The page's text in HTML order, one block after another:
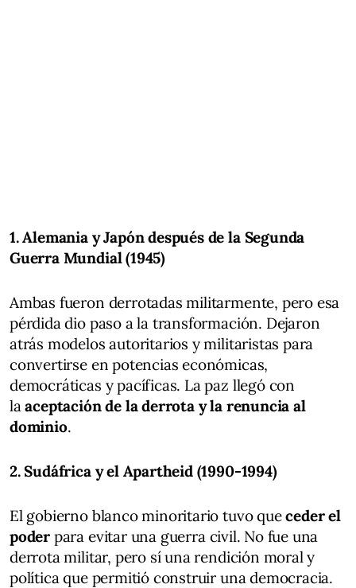
1. Alemania y Japón después de la Segunda
Guerra Mundial (1945)
Ambas fueron derrotadas militarmente, pero esa
pérdida dio paso a la transformación. Dejaron
atrás modelos autoritarios y militaristas para
convertirse en potencias económicas,
democráticas y pacíficas. La paz llegó con
laaceptación de la derrota y la renuncia al
dominio.
2. Sudáfrica y el Apartheid (1990-1994)
El gobierno blanco minoritario tuvo queceder el
poder para evitar una guerra civil. No fue una
derrota militar, pero sí una rendición moral y
política que permitió construir una democracia.